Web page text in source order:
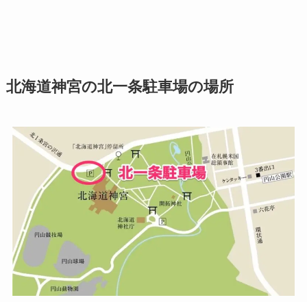
北海道神宮の北一条駐車場の場所